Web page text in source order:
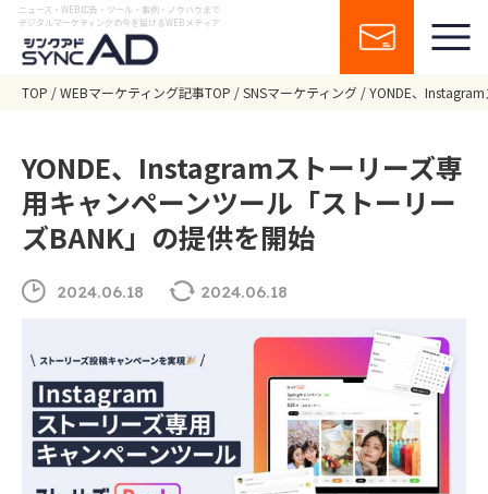
ニュース・WEB広告・ツール・事例・ノウハウまで
デジタルマーケティングの今を届けるWEBメディア
TOP WEBマーケティング記事TOP SNSマーケティング YONDE、
YONDE、Instagramストーリーズ専
用キャンペーンツール「ストーリー
ズBANK」の提供を開始
2024.06.18 2024.06.18